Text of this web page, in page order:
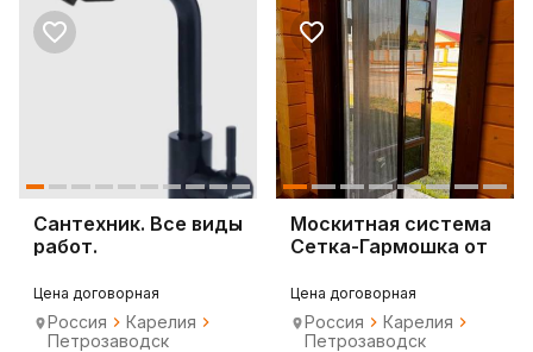
Сантехник. Все виды
работ.
Цена договорная
Россия
Карелия
Петрозаводск
Москитная система
Сетка-Гармошка от
Цена договорная
Россия
Карелия
Петрозаводск